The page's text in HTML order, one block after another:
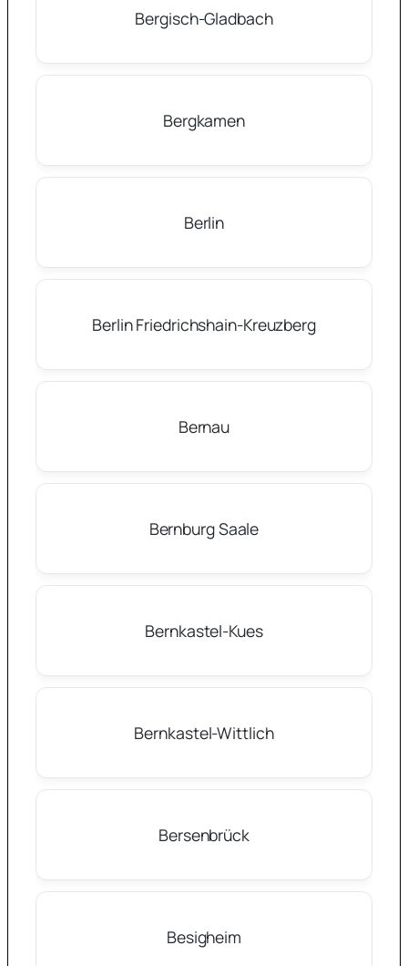
Bergisch-Gladbach
Bergkamen
Berlin
Berlin Friedrichshain-Kreuzberg
Bernau
Bernburg Saale
Bernkastel-Kues
Bernkastel-Wittlich
Bersenbrück
Besigheim